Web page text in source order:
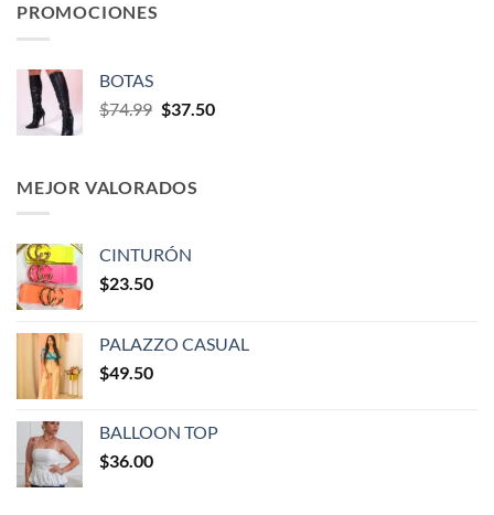
PROMOCIONES
BOTAS
$74.99 $37.50
MEJOR VALORADOS
CINTURÓN
$23.50
PALAZZO CASUAL
$49.50
BALLOON TOP
$36.00